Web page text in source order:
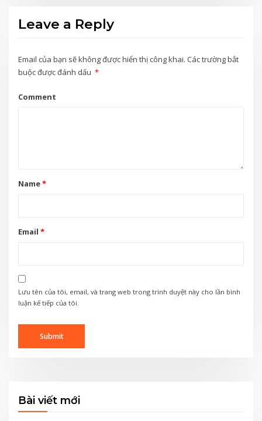
Leave a Reply
Email của bạn sẽ không được hiển thị công khai. Các trường bắt
buộc được đánh dấu
Comment
Name
Email
Lưu tên của tôi, email, và trang web trong trình duyệt này cho lần bình
luận kế tiếp của tôi.
Bài viết mới